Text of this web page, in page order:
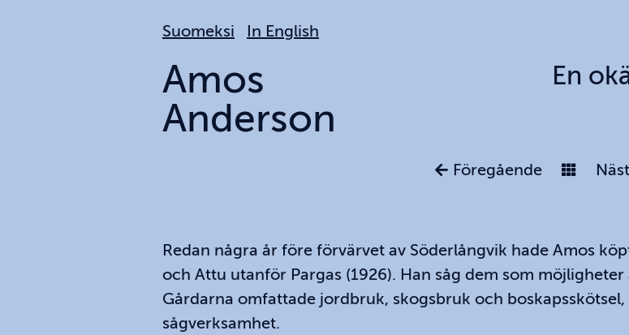
Suomeksi In English
Amos
Anderson
En
Föregående
Redan några år före förvärvet av Söderlångvik hade Amos
och Attu utanför Pargas (1926). Han såg dem som
Gårdarna omfattade jordbruk, skogsbruk och
sågverksamhet.